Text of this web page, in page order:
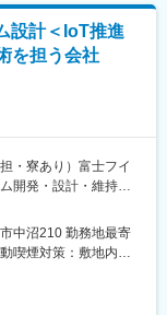
件定義書の作成
クトマネジメント
設計＜IoT推進
を担う会社
・寮あり）富士フイ
開発・設計・維持管
働する生産情報シス
設備・電気設備等、
中沼210 勤務地最寄
喫煙対策：敷地内全